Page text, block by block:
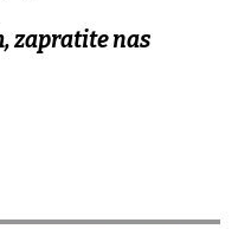
zapratite nas